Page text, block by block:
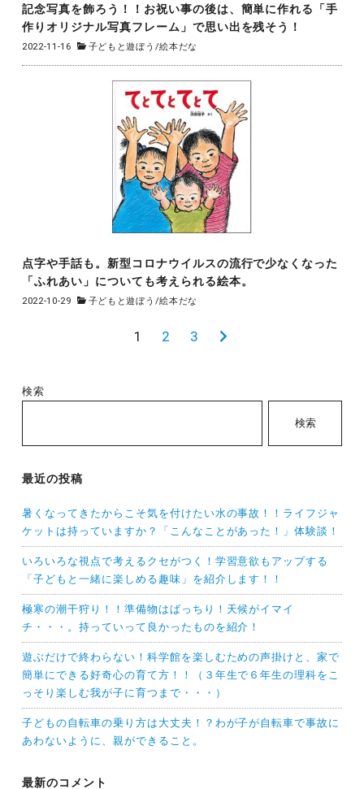
記念写真を飾ろう！！お祝い事の後は、簡単に作れる「手
作りオリジナル写真フレーム」で思い出を残そう！
2022-11-16 子どもと遊ぼう /絵本だな
点字や手話も。新型コロナウイルスの流行で少なくなった
「ふれあい」についても考えられる絵本。
2022-10-29 子どもと遊ぼう /絵本だな
の
ペ
送
1 2 3
次
検索
検索
最近の投稿
暑くなってきたからこそ気を付けたい水の事故！！ライフジャ
ケットは持っていますか？「こんなことがあった！」体験談！
いろいろな視点で考えるクセがつく！学習意欲もアップする
「子どもと一緒に楽しめる趣味」を紹介します！！
極寒の潮干狩り！！準備物はばっちり！天候がイマイ
チ・・・。持っていって良かったものを紹介！
遊ぶだけで終わらない！科学館を楽しむための声掛けと、家で
簡単にできる好奇心の育て方！！（３年生で６年生の理科をこ
っそり楽しむ我が子に育つまで・・・）
子どもの自転車の乗り方は大丈夫！？わが子が自転車で事故に
あわないように、親ができること。
最新のコメント